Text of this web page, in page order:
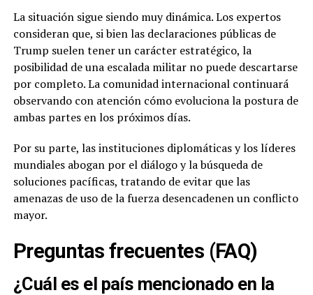
La situación sigue siendo muy dinámica. Los expertos
consideran que, si bien las declaraciones públicas de
Trump suelen tener un carácter estratégico, la
posibilidad de una escalada militar no puede descartarse
por completo. La comunidad internacional continuará
observando con atención cómo evoluciona la postura de
ambas partes en los próximos días.
Por su parte, las instituciones diplomáticas y los líderes
mundiales abogan por el diálogo y la búsqueda de
soluciones pacíficas, tratando de evitar que las
amenazas de uso de la fuerza desencadenen un conflicto
mayor.
Preguntas frecuentes (FAQ)
¿Cuál es el país mencionado en la